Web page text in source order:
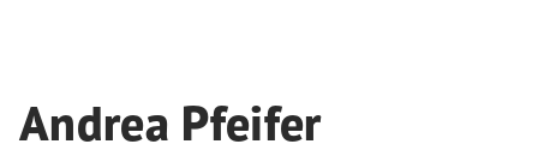
Andrea Pfeifer